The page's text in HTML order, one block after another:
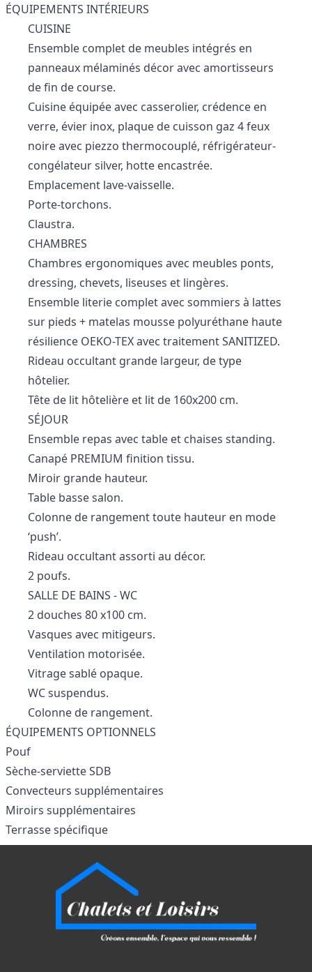
ÉQUIPEMENTS INTÉRIEURS
CUISINE
Ensemble complet de meubles intégrés en
panneaux mélaminés décor avec amortisseurs
de fin de course.
Cuisine équipée avec casserolier, crédence en
verre, évier inox, plaque de cuisson gaz 4 feux
noire avec piezzo thermocouplé, réfrigérateur-
congélateur silver, hotte encastrée.
Emplacement lave-vaisselle.
Porte-torchons.
Claustra.
CHAMBRES
Chambres ergonomiques avec meubles ponts,
dressing, chevets, liseuses et lingères.
Ensemble literie complet avec sommiers à lattes
sur pieds + matelas mousse polyuréthane haute
résilience OEKO-TEX avec traitement SANITIZED.
Rideau occultant grande largeur, de type
hôtelier.
Tête de lit hôtelière et lit de 160x200 cm.
SÉJOUR
Ensemble repas avec table et chaises standing.
Canapé PREMIUM finition tissu.
Miroir grande hauteur.
Table basse salon.
Colonne de rangement toute hauteur en mode
‘push’.
Rideau occultant assorti au décor.
2 poufs.
SALLE DE BAINS - WC
2 douches 80 x100 cm.
Vasques avec mitigeurs.
Ventilation motorisée.
Vitrage sablé opaque.
WC suspendus.
Colonne de rangement.
ÉQUIPEMENTS OPTIONNELS
Pouf
Sèche-serviette SDB
Convecteurs supplémentaires
Miroirs supplémentaires
Terrasse spécifique